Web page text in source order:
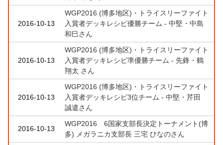
2016-10-13
WGP2016 (博多地区)・トライスリーファイト
入賞者デッキレシピ優勝チーム - 中堅・中島
和巳さん
2016-10-13
WGP2016 (博多地区)・トライスリーファイト
入賞者デッキレシピ準優勝チーム - 先鋒・鶴
翔太 さん
2016-10-13
WGP2016 (博多地区)・トライスリーファイト
入賞者デッキレシピ3位チーム - 中堅・芹田
誠遣さん
2016-10-13
WGP2016 6国家支部長決定トーナメント(博
多) メガラニカ支部長 三宅 ひなのさん